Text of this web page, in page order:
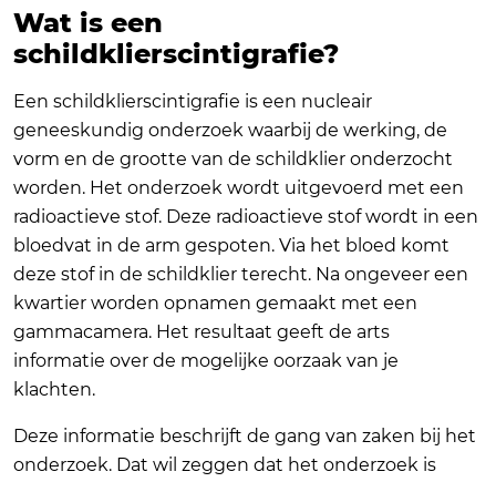
Wat is een
schildklierscintigrafie?
Een schildklierscintigrafie is een nucleair
geneeskundig onderzoek waarbij de werking, de
vorm en de grootte van de schildklier onderzocht
worden. Het onderzoek wordt uitgevoerd met een
radioactieve stof. Deze radioactieve stof wordt in een
bloedvat in de arm gespoten. Via het bloed komt
deze stof in de schildklier terecht. Na ongeveer een
kwartier worden opnamen gemaakt met een
gammacamera. Het resultaat geeft de arts
informatie over de mogelijke oorzaak van je
klachten.
Deze informatie beschrijft de gang van zaken bij het
onderzoek. Dat wil zeggen dat het onderzoek is